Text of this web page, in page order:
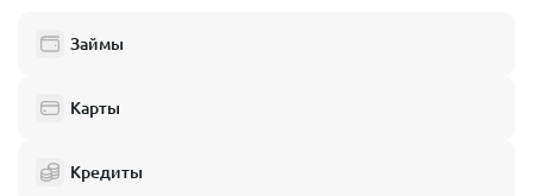
Балашиха
Одинцово
Электросталь
Займы
Карты
Кредиты